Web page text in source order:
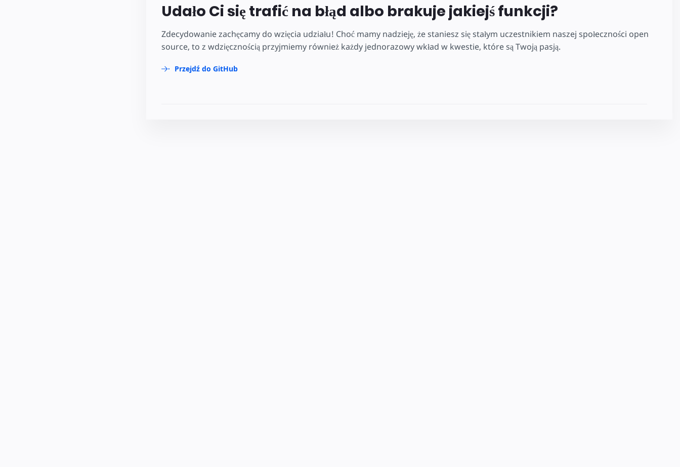
Udało Ci się trafić na błąd albo brakuje jakiejś funkcji?
Zdecydowanie zachęcamy do wzięcia udziału! Choć mamy nadzieję, że staniesz się stałym uczestnikiem naszej społeczności open
source, to z wdzięcznością przyjmiemy również każdy jednorazowy wkład w kwestie, które są Twoją pasją.
Przejdź do GitHub